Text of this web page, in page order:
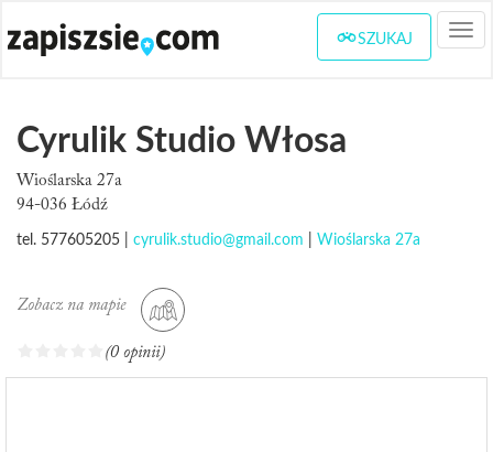
SZUKAJ
Cyrulik Studio Włosa
Wioślarska 27a
94-036 Łódź
tel. 577605205 | cyrulik.studio@gmail.com Wioślarska 27a
Zobacz na mapie
(0 opinii)